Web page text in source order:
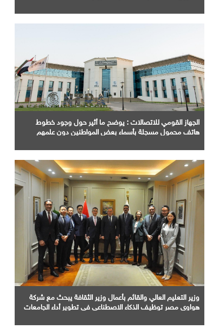
الجهاز القومي للاتصالات : يوضح ما أثير حول وجود خطوط
هاتف محمول مسجلة بأسماء بعض المواطنين دون علمهم
وزير التعليم العالي والقائم بأعمال وزير الثقافة يبحث مع شركة
هواوي مصر توظيف الذكاء الاصطناعي في تطوير أداء الجامعات